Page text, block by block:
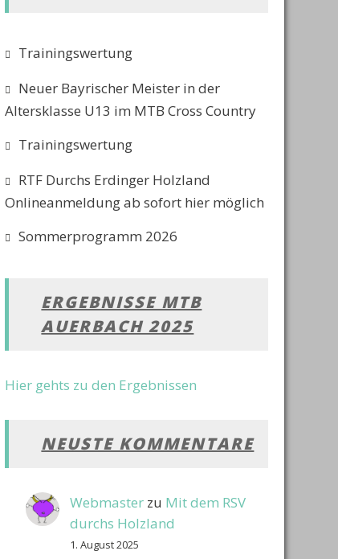
Trainingswertung
Neuer Bayrischer Meister in der
Altersklasse U13 im MTB Cross Country
Trainingswertung
RTF Durchs Erdinger Holzland
Onlineanmeldung ab sofort hier möglich
Sommerprogramm 2026
ERGEBNISSE MTB
AUERBACH 2025
Hier gehts zu den Ergebnissen
NEUSTE KOMMENTARE
Webmaster zu Mit dem RSV
durchs Holzland
1. August 2025